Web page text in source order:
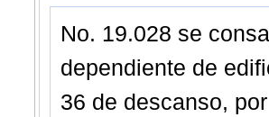
No. 19.028 se
dependiente de
36 de descanso,